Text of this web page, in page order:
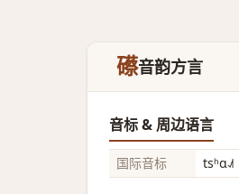
礤音韵方言
音标 & 周边语言
国际音标 tsʰɑ˨˩˦